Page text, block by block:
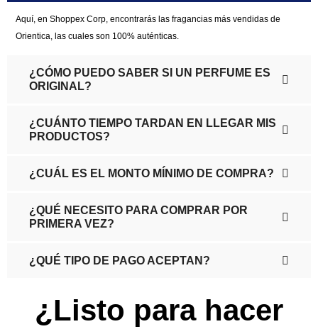
Aquí, en Shoppex Corp, encontrarás las fragancias más vendidas de
Orientica, las cuales son 100% auténticas.
¿CÓMO PUEDO SABER SI UN PERFUME ES
ORIGINAL?
¿CUÁNTO TIEMPO TARDAN EN LLEGAR MIS
PRODUCTOS?
¿CUÁL ES EL MONTO MÍNIMO DE COMPRA?
¿QUÉ NECESITO PARA COMPRAR POR
PRIMERA VEZ?
¿QUÉ TIPO DE PAGO ACEPTAN?
¿Listo para hacer